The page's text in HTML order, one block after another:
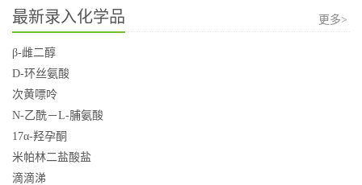
最新录入化学品 更多>
β-雌二醇
D-环丝氨酸
次黄嘌呤
N-乙酰－L-脯氨酸
17α-羟孕酮
米帕林二盐酸盐
滴滴涕